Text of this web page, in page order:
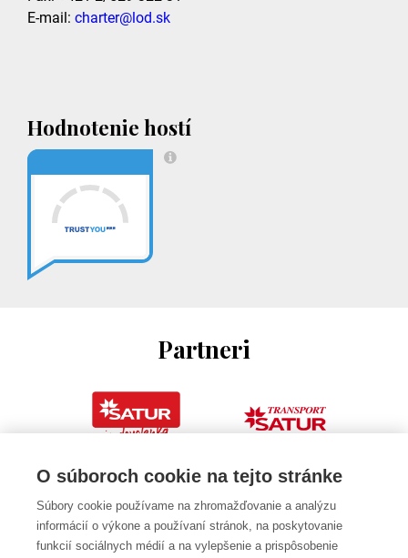
E-mail: charter@lod.sk
Hodnotenie hostí
Partneri
O súboroch cookie na tejto stránke
Súbory cookie používame na zhromažďovanie a analýzu
informácií o výkone a používaní stránok, na poskytovanie
funkcií sociálnych médií a na vylepšenie a prispôsobenie